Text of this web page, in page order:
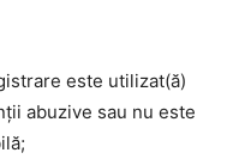
este utilizat(ă)
abuzive sau nu este